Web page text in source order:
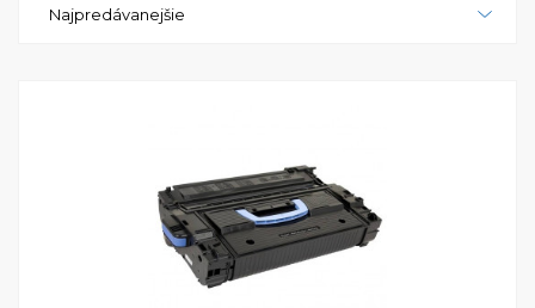
citlivé informácie. Okrem toho je možné tlačiareň
potrebujú rýchlu a efektívnu tlačiareň pre svoje
každodenné požiadavky. S touto multifunkčnou
tlačiarňou môžete dosiahnuť výsledky najvyššej
kvality a zvýšiť produktivitu vo vašej kancelárii. Užite
si výhody, ktoré vám prináša HP LaserJet 9050mfp a
Najpredávanejšie